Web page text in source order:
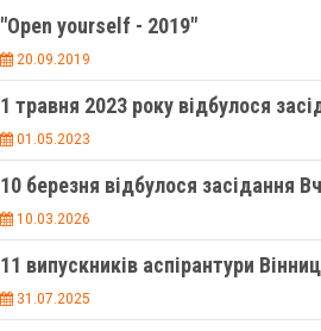
"Open yourself - 2019"
20.09.2019
1 травня 2023 року відбулося
01.05.2023
10 березня відбулося засідання
10.03.2026
11 випускників аспірантури
31.07.2025